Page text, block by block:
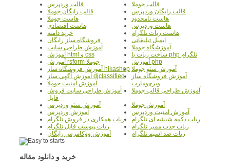
قالب جوملا
قالب وردپرس
قالب رایگان وردپرس
قالب رایگان جوملا
هاست نامحدود
هاست جوملا
هاست وردپرس
هاست اقتصادی
هاست ربات تلگرام
خرید دامنه
ایمیل تبلیغاتی
فروشگاه ساز رایگان
آموزشگاه جوملا
آموزش طراحی سایت
ساخت ربات با php تلگرام
آموزش html و css
آموزش php
آموزش rsform جوملا
آموزش سئو جوملا آموزش فروشگاه ساز hikashop
آموزش فروشگاه ساز
ویرچومارت
آموزش آگهی ساز djclassified
آموزش امنیت جوملا
آموزش طراحی قالب جوملا
آموزش طراحی سایت فروش
فایل
آموزش جوملا
آموزش سئو وردپرس
آموزش امنیت وردپرس
آموزش وردپرس
ربات دکمه شیشه ای تلگرام
ربات همکاری در فروش تلگرام
ربات جذب ممبر تلگرام
ربات پیوست فایل تلگرام
ربات ضد اسپم تلگرام
آموزش ووکامرس رایگان
خرید و دانلود مقاله